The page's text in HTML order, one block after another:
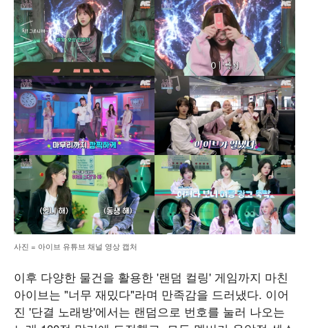
사진 = 아이브 유튜브 채널 영상 캡처
이후 다양한 물건을 활용한 '랜덤 컬링' 게임까지 마친
아이브는 "너무 재밌다"라며 만족감을 드러냈다. 이어
진 '단결 노래방'에서는 랜덤으로 번호를 눌러 나오는